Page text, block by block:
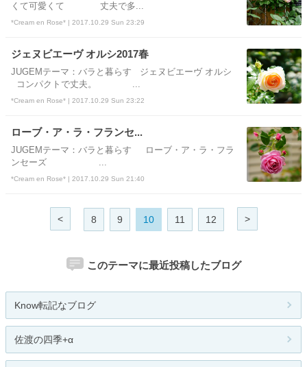
くて可愛くて 丈夫で多...
*Cream en Rose* | 2017.10.29 Sun 23:29
ジェヌビエーヴ オルシ2017春
JUGEMテーマ：バラと暮らす ジェヌビエーヴ オルシ
コンパクトで丈夫。 ...
*Cream en Rose* | 2017.10.29 Sun 23:22
ローブ・ア・ラ・フランセ...
JUGEMテーマ：バラと暮らす ローブ・ア・ラ・フラ
ンセーズ ...
*Cream en Rose* | 2017.10.29 Sun 21:40
< 8 9 10 11 12 >
このテーマに最近投稿したブログ
Know転記なブログ
佐渡の四季+α